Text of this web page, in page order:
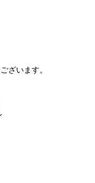
ざいます。